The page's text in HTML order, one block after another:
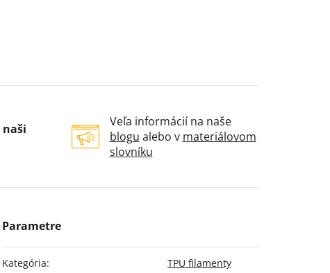
naši
Veľa informácií na naše
blogu alebo v materiálovom
slovníku
Kategória: TPU filamenty